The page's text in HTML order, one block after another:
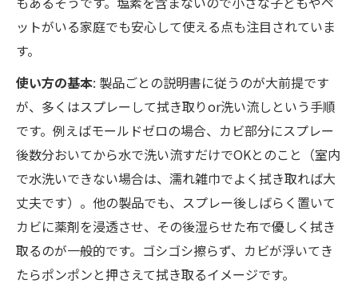
ットがいる家庭でも安心して使える点も注目されていま
す。
使い方の基本: 製品ごとの説明書に従うのが大前提です
が、多くはスプレーして拭き取りor洗い流しという手順
です。例えばモールドゼロの場合、カビ部分にスプレー
後数分おいてから水で洗い流すだけでOKとのこと（室内
で水洗いできない場合は、濡れ雑巾でよく拭き取れば大
丈夫です）。他の製品でも、スプレー後しばらく置いて
カビに薬剤を浸透させ、その後湿らせた布で優しく拭き
取るのが一般的です。ゴシゴシ擦らず、カビが浮いてき
たらポンポンと押さえて拭き取るイメージです。